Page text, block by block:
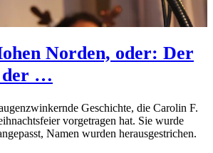
Norden, oder: Der
der …
Geschichte, die Carolin F.
vorgetragen hat. Sie wurde
Namen wurden herausgestrichen.